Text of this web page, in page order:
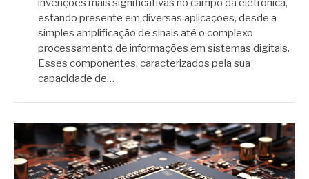
invenções mais significativas no campo da eletrônica,
estando presente em diversas aplicações, desde a
simples amplificação de sinais até o complexo
processamento de informações em sistemas digitais.
Esses componentes, caracterizados pela sua
capacidade de…